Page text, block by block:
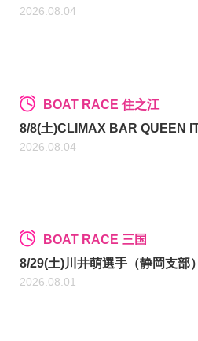
2026.08.04
BOAT RACE 住之江
8/8(土)CLIMAX BAR QUEEN
2026.08.04
BOAT RACE 三国
8/29(土)川井萌選手（静岡支部
2026.08.01